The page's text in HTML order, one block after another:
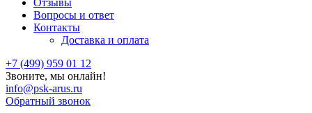
Вопросы и ответ
Контакты
Доставка и оплата
+7 (499) 959 01 12
Звоните, мы онлайн!
info@psk-arus.ru
Обратный звонок